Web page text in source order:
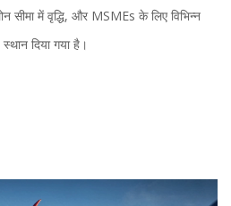
सीमा में वृद्धि, और MSMEs के लिए विभिन्न
दिया गया है।